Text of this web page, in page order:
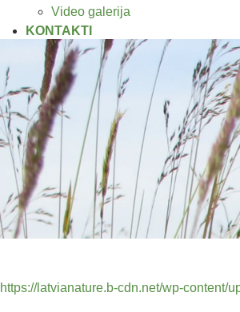
Video galerija
KONTAKTI
https://latvianature.b-cdn.net/wp-content/